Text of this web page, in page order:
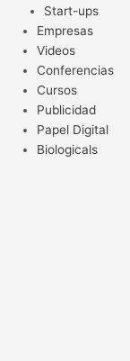
Start-ups
Empresas
Videos
Conferencias
Cursos
Publicidad
Papel Digital
Biologicals